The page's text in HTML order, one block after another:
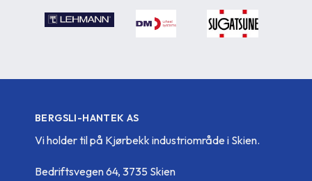
BERGSLI-HANTEK AS
Vi holder til på Kjørbekk industriområde i Skien.
Bedriftsvegen 64, 3735 Skien